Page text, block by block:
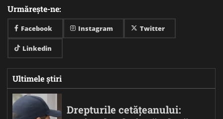
Urmărește-ne:
Facebook Instagram Twitter
Linkedin
Ultimele știri
Drepturile cetățeanului: